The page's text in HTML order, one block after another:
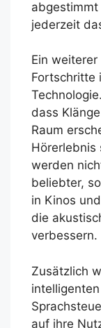
abgestimmt
jederzeit
Ein
Fortschritte
dass
Raum
Hörerlebnis
werden
beliebter,
in Kinos
die
verbessern.
Zusätzlich
auf ihre